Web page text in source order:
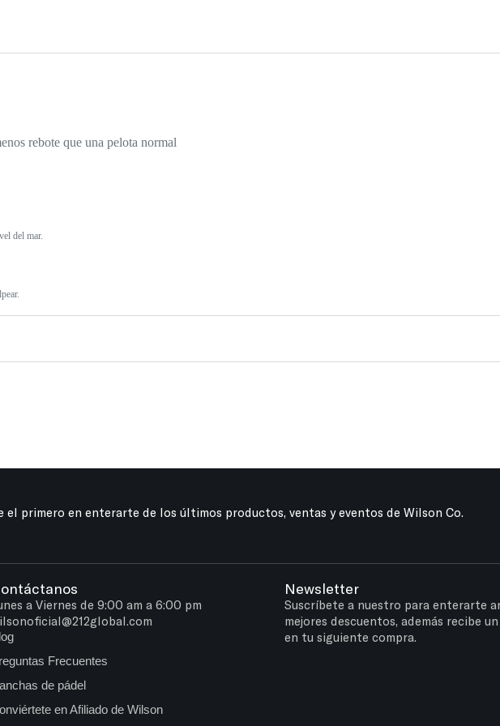
rebote que una pelota normal
del mar.
el primero en enterarte de los últimos productos, ventas y eventos de Wilson Co.
a Viernes de 9:00 am a 6:00 pm
Frecuentes
de pádel
en Afiliado de Wilson
Newsletter
Suscríbete a nuestro para enterarte
mejores descuentos, además recibe
en tu siguiente compra.